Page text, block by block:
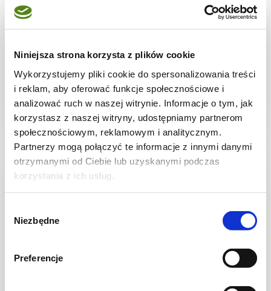
Niniejsza strona korzysta z plików cookie
Wykorzystujemy pliki cookie do spersonalizowania treści
i reklam, aby oferować funkcje społecznościowe i
analizować ruch w naszej witrynie. Informacje o tym, jak
korzystasz z naszej witryny, udostępniamy partnerom
społecznościowym, reklamowym i analitycznym.
Partnerzy mogą połączyć te informacje z innymi danymi
otrzymanymi od Ciebie lub uzyskanymi podczas
korzystania z ich usług.
zgody
Niezbędne
Preferencje
2 godz. 3537 kcal 6